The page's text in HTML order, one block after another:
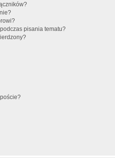
pisania tematu?